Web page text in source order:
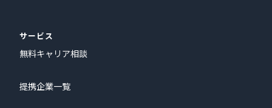
サービス
無料キャリア相談
提携企業一覧